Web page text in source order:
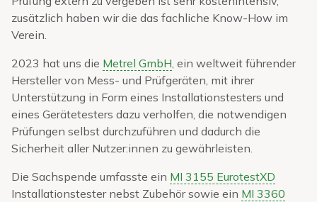
zusätzlich haben wir die das fachliche Know-How im
Verein.
2023 hat uns die Metrel GmbH , ein weltweit führender
Hersteller von Mess- und Prüfgeräten, mit ihrer
Unterstützung in Form eines Installationstesters und
eines Gerätetesters dazu verholfen, die notwendigen
Prüfungen selbst durchzuführen und dadurch die
Sicherheit aller Nutzer:innen zu gewährleisten.
Die Sachspende umfasste ein MI 3155 EurotestXD
Installationstester nebst Zubehör sowie ein MI 3360